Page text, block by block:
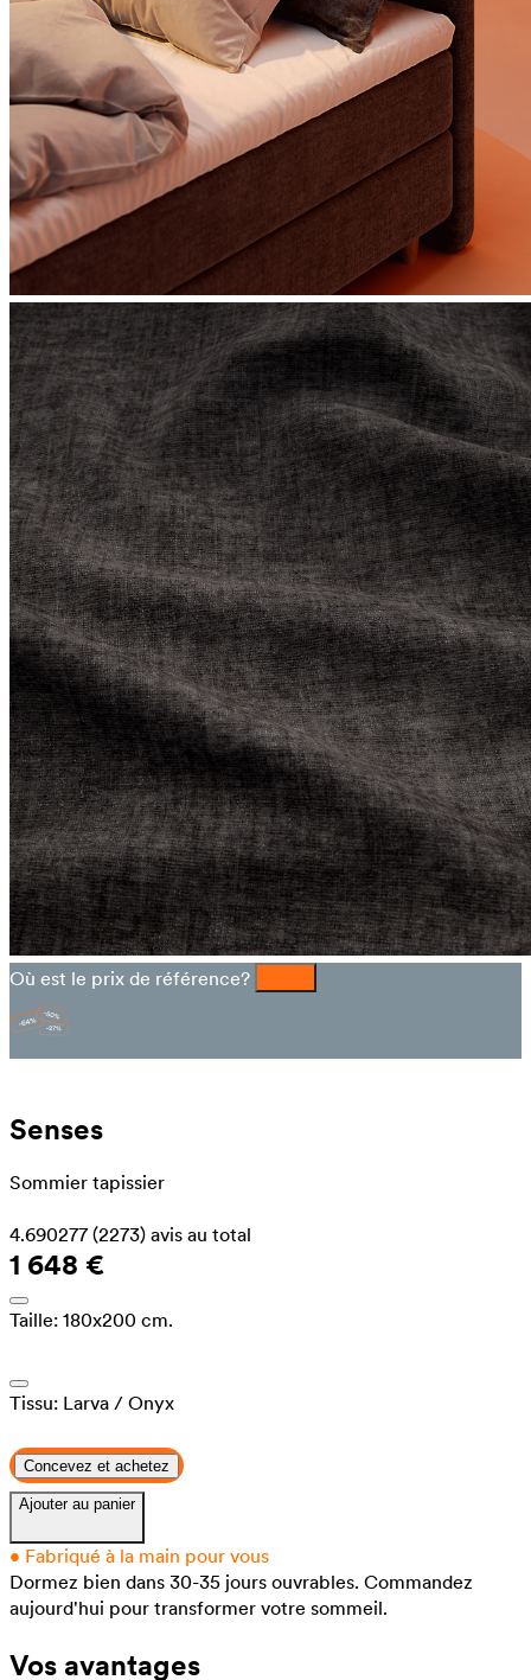
Où est le prix de référence?
Senses
Sommier tapissier
4.690277 (2273) avis au total
1 648 €
Taille: 180x200 cm.
Tissu: Larva / Onyx
Concevez et achetez
Ajouter au panier
• Fabriqué à la main pour vous
Dormez bien dans 30-35 jours ouvrables. Commandez
aujourd'hui pour transformer votre sommeil.
Vos avantages